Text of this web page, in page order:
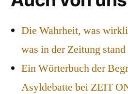
Die Wahrheit, was
was in der Zeitung
Ein Wörterbuch der
Asyldebatte bei ZEIT